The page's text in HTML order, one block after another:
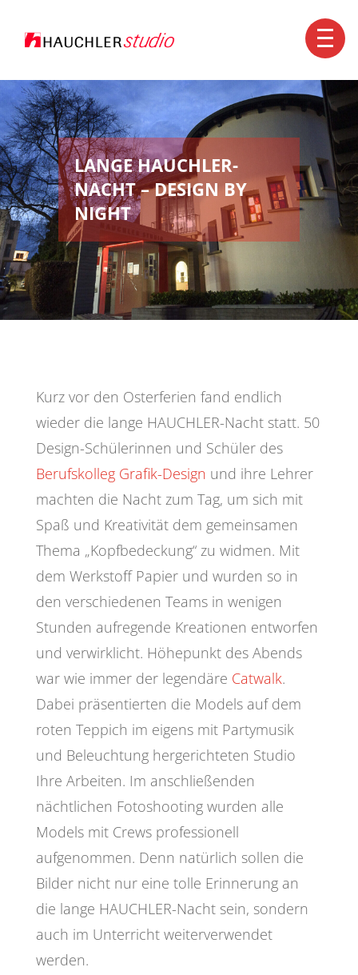
LANGE HAUCHLER-
NACHT – DESIGN BY
NIGHT
Kurz vor den Osterferien fand endlich
wieder die lange HAUCHLER-Nacht statt. 50
Design-Schülerinnen und Schüler des
Berufskolleg Grafik-Design und ihre Lehrer
machten die Nacht zum Tag, um sich mit
Spaß und Kreativität dem gemeinsamen
Thema „Kopfbedeckung“ zu widmen. Mit
dem Werkstoff Papier und wurden so in
den verschiedenen Teams in wenigen
Stunden aufregende Kreationen entworfen
und verwirklicht. Höhepunkt des Abends
war wie immer der legendäre Catwalk.
Dabei präsentierten die Models auf dem
roten Teppich im eigens mit Partymusik
und Beleuchtung hergerichteten Studio
Ihre Arbeiten. Im anschließenden
nächtlichen Fotoshooting wurden alle
Models mit Crews professionell
aufgenommen. Denn natürlich sollen die
Bilder nicht nur eine tolle Erinnerung an
die lange HAUCHLER-Nacht sein, sondern
auch im Unterricht weiterverwendet
werden.